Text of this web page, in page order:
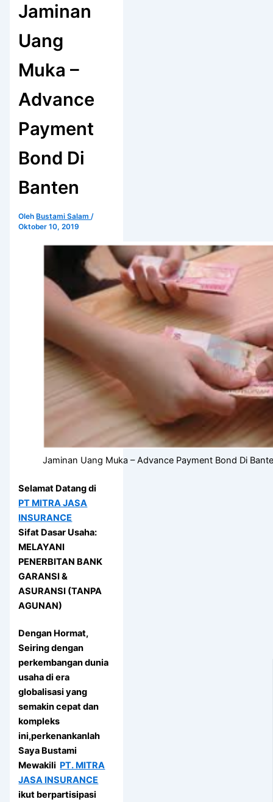
Jaminan
Uang
Muka –
Advance
Payment
Bond Di
Banten
Oleh Bustami Salam/
Oktober 10, 2019
Jaminan Uang Muka – Advance Payment Bond Di
Selamat Datang di
PT MITRA JASA
INSURANCE
Sifat Dasar Usaha:
MELAYANI
PENERBITAN BANK
GARANSI &
ASURANSI (TANPA
AGUNAN)
Dengan Hormat,
Seiring dengan
perkembangan dunia
usaha di era
globalisasi yang
semakin cepat dan
kompleks
ini,perkenankanlah
Saya Bustami
Mewakili PT. MITRA
JASA INSURANCE
ikut berpartisipasi